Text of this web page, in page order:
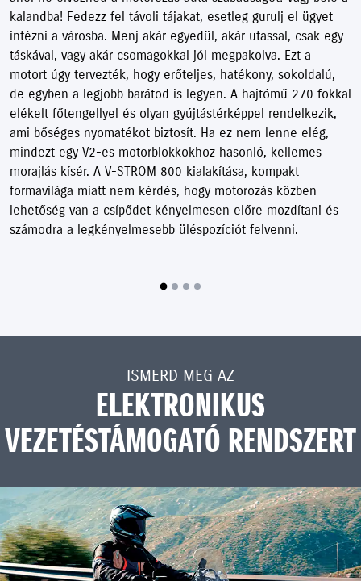
kalandba! Fedezz fel távoli tájakat, esetleg gurulj el ügyet
intézni a városba. Menj akár egyedül, akár utassal, csak egy
táskával, vagy akár csomagokkal jól megpakolva. Ezt a
motort úgy tervezték, hogy erőteljes, hatékony, sokoldalú,
de egyben a legjobb barátod is legyen. A hajtómű 270 fokkal
elékelt főtengellyel és olyan gyújtástérképpel rendelkezik,
ami bőséges nyomatékot biztosít. Ha ez nem lenne elég,
mindezt egy V2-es motorblokkokhoz hasonló, kellemes
morajlás kísér. A V-STROM 800 kialakítása, kompakt
formavilága miatt nem kérdés, hogy motorozás közben
lehetőség van a csípődet kényelmesen előre mozdítani és
számodra a legkényelmesebb üléspozíciót felvenni.
ISMERD MEG AZ
ELEKTRONIKUS
VEZETÉSTÁMOGATÓ RENDSZERT